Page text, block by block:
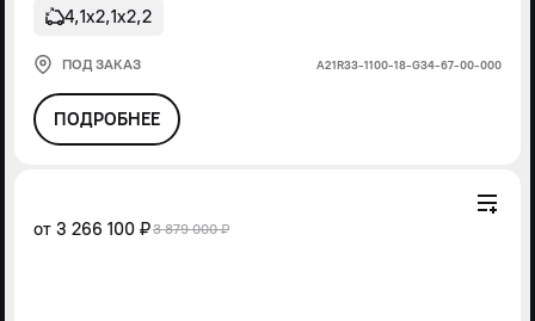
4,1х2,1х2,2
ПОД ЗАКАЗ А21R33-1100-18-G34-67-00-000
ПОДРОБНЕЕ
от 3 266 100 ₽3 879 000 ₽